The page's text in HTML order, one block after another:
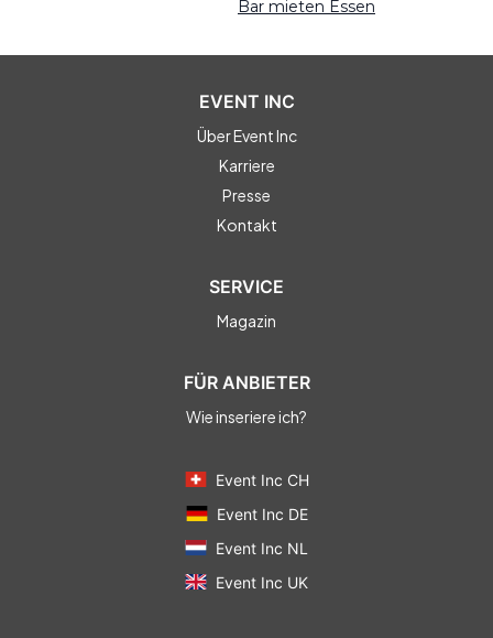
Bar mieten Essen
EVENT INC
Über Event Inc
Karriere
Presse
Kontakt
SERVICE
Magazin
FÜR ANBIETER
Wie inseriere ich?
Event Inc CH
Event Inc DE
Event Inc NL
Event Inc UK